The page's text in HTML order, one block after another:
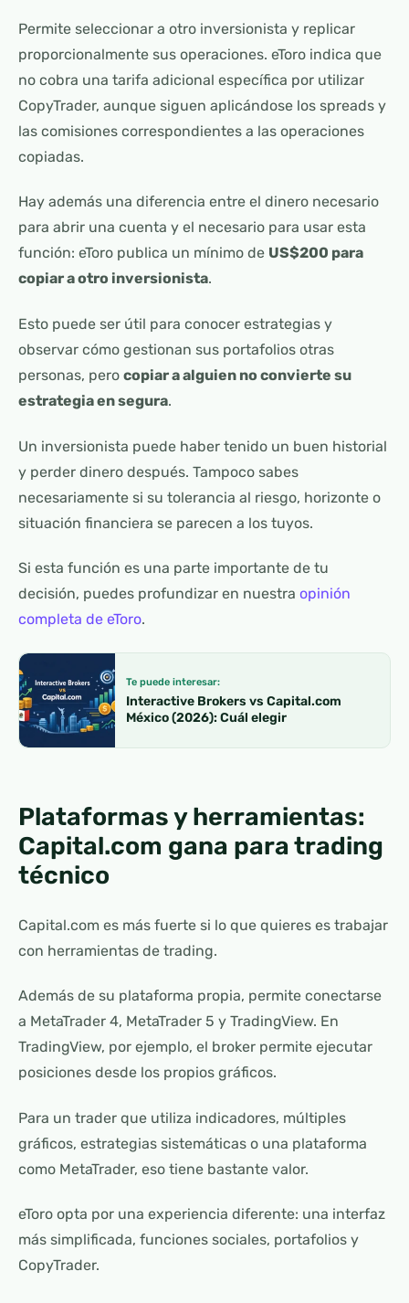
Permite seleccionar a otro inversionista y replicar
proporcionalmente sus operaciones. eToro indica que
no cobra una tarifa adicional específica por utilizar
CopyTrader, aunque siguen aplicándose los spreads y
las comisiones correspondientes a las operaciones
copiadas.
Hay además una diferencia entre el dinero necesario
para abrir una cuenta y el necesario para usar esta
función: eToro publica un mínimo de US$200 para
copiar a otro inversionista.
Esto puede ser útil para conocer estrategias y
observar cómo gestionan sus portafolios otras
personas, pero copiar a alguien no convierte su
estrategia en segura.
Un inversionista puede haber tenido un buen historial
y perder dinero después. Tampoco sabes
necesariamente si su tolerancia al riesgo, horizonte o
situación financiera se parecen a los tuyos.
Si esta función es una parte importante de tu
decisión, puedes profundizar en nuestra opinión
completa de eToro.
Te puede interesar:
Interactive Brokers vs Capital.com
México (2026): Cuál elegir
Plataformas y herramientas:
Capital.com gana para trading
técnico
Capital.com es más fuerte si lo que quieres es trabajar
con herramientas de trading.
Además de su plataforma propia, permite conectarse
a MetaTrader 4, MetaTrader 5 y TradingView. En
TradingView, por ejemplo, el broker permite ejecutar
posiciones desde los propios gráficos.
Para un trader que utiliza indicadores, múltiples
gráficos, estrategias sistemáticas o una plataforma
como MetaTrader, eso tiene bastante valor.
eToro opta por una experiencia diferente: una interfaz
más simplificada, funciones sociales, portafolios y
CopyTrader.